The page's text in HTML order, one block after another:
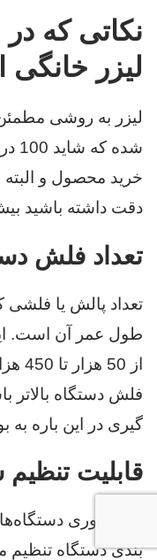
نکاتی که
لیزر خانگی
لیزر به روشی
خرید محصول و البته
دقت داشته باشید بیش از 90 درصد
تعداد فلش
تعداد پالش یا فلشی
طول عمر آن است.
از
فلش دستگاه بالاتر
گیری در این باره
قابلیت
پالس نوری
بندی دستگاه تنظیم